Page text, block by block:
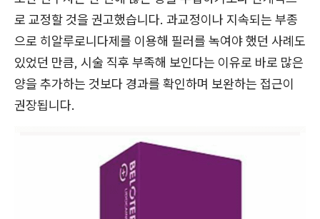
로 교정할 것을 권고했습니다. 과교정이나 지속되는 부종
으로 히알루로니다제를 이용해 필러를 녹여야 했던 사례도
있었던 만큼, 시술 직후 부족해 보인다는 이유로 바로 많은
양을 추가하는 것보다 경과를 확인하며 보완하는 접근이
권장됩니다.